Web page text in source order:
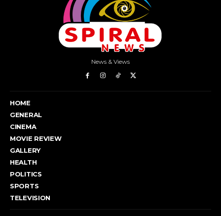
News & Views
HOME
GENERAL
CINEMA
MOVIE REVIEW
GALLERY
HEALTH
POLITICS
SPORTS
TELEVISION